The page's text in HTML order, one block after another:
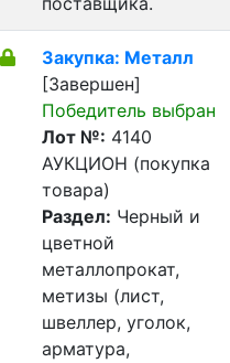
Закупка: Металл
[Завершен]
Победитель выбран
Лот №: 4140
АУКЦИОН (покупка
товара)
Раздел: Черный и
цветной
металлопрокат,
метизы (лист,
швеллер, уголок,
арматура,